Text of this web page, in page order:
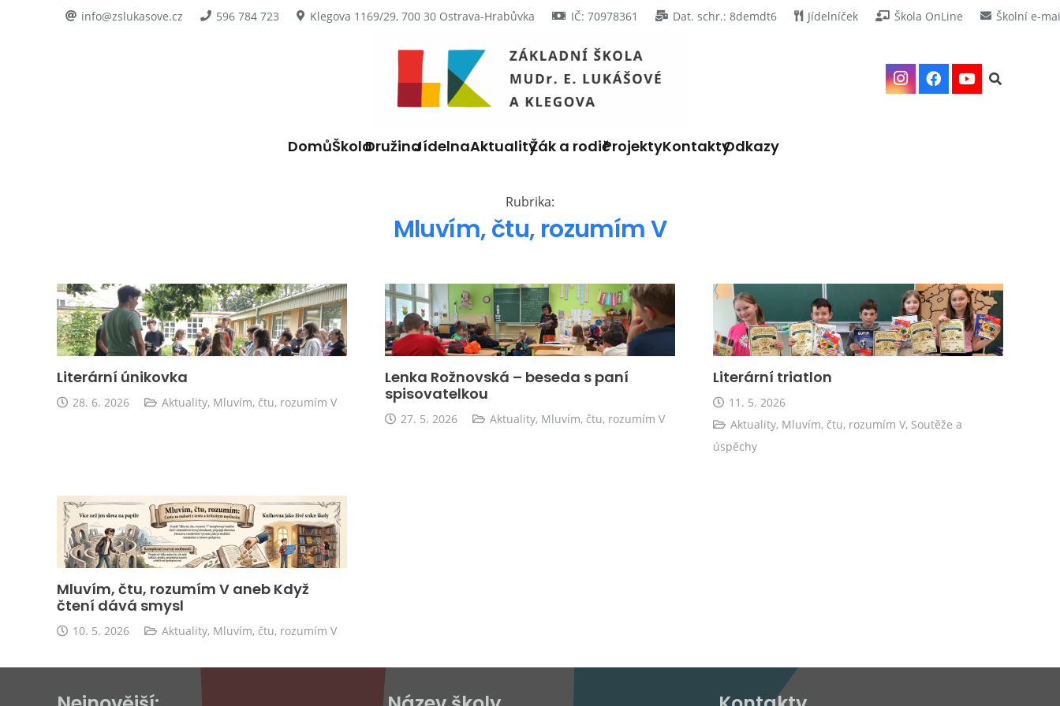
info@zslukasove.cz 596 784 723 Klegova 1169/29, 700 30 Ostrava-Hrabůvka IČ: 70978361 Dat. schr.: 8demdt6 Jídelníček Škola OnLine Školní e-
DomůŠkolaDružinaJídelnaAktualityŽák a rodičProjektyKontaktyOdkazy
Rubrika:
Mluvím, čtu, rozumím V
Literární únikovka
28. 6. 2026 Aktuality, Mluvím, čtu, rozumím V
Lenka Rožnovská – beseda s paní
spisovatelkou
27. 5. 2026 Aktuality, Mluvím, čtu, rozumím V
Literární triatlon
11. 5. 2026
Aktuality, Mluvím, čtu, rozumím V, Soutěže a
úspěchy
Mluvím, čtu, rozumím V aneb Když
čtení dává smysl
10. 5. 2026 Aktuality, Mluvím, čtu, rozumím V